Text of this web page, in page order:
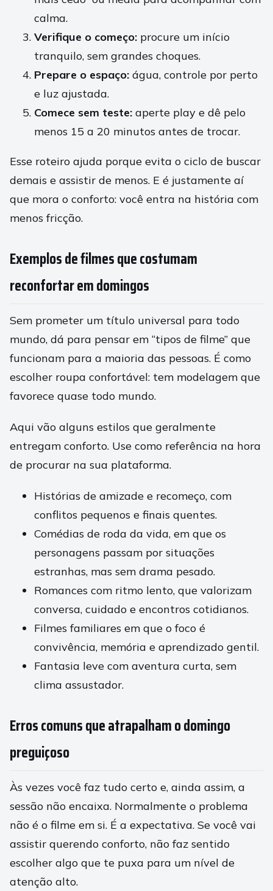
calma.
Verifique o começo: procure um início
tranquilo, sem grandes choques.
Prepare o espaço: água, controle por perto
e luz ajustada.
Comece sem teste: aperte play e dê pelo
menos 15 a 20 minutos antes de trocar.
Esse roteiro ajuda porque evita o ciclo de buscar
demais e assistir de menos. E é justamente aí
que mora o conforto: você entra na história com
menos fricção.
Exemplos de filmes que costumam
reconfortar em domingos
Sem prometer um título universal para todo
mundo, dá para pensar em “tipos de filme” que
funcionam para a maioria das pessoas. É como
escolher roupa confortável: tem modelagem que
favorece quase todo mundo.
Aqui vão alguns estilos que geralmente
entregam conforto. Use como referência na hora
de procurar na sua plataforma.
Histórias de amizade e recomeço, com
conflitos pequenos e finais quentes.
Comédias de roda da vida, em que os
personagens passam por situações
estranhas, mas sem drama pesado.
Romances com ritmo lento, que valorizam
conversa, cuidado e encontros cotidianos.
Filmes familiares em que o foco é
convivência, memória e aprendizado gentil.
Fantasia leve com aventura curta, sem
clima assustador.
Erros comuns que atrapalham o domingo
preguiçoso
Às vezes você faz tudo certo e, ainda assim, a
sessão não encaixa. Normalmente o problema
não é o filme em si. É a expectativa. Se você vai
assistir querendo conforto, não faz sentido
escolher algo que te puxa para um nível de
atenção alto.